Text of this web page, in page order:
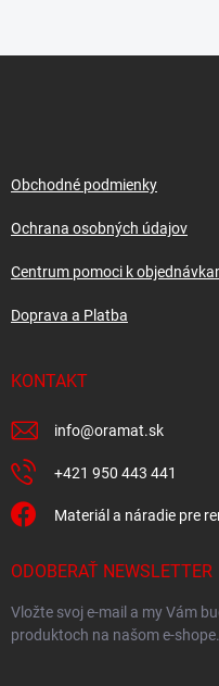
Obchodné podmienky
Ochrana osobných údajov
Centrum pomoci k
Doprava a Platba
KONTAKT
info@oramat.sk
+421 950 443 441
Materiál a náradie pre
ODOBERAŤ NEWSLETTER
Vložte svoj e-mail a my Vám
produktoch na našom e-shope.